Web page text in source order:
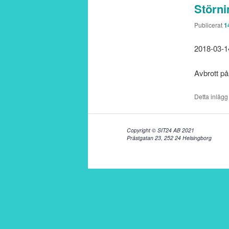
Publicerat
2018-03-
Avbrott
Detta
Copyright © SIT24 AB 2021
Prästgatan 23, 252 24 Helsingborg